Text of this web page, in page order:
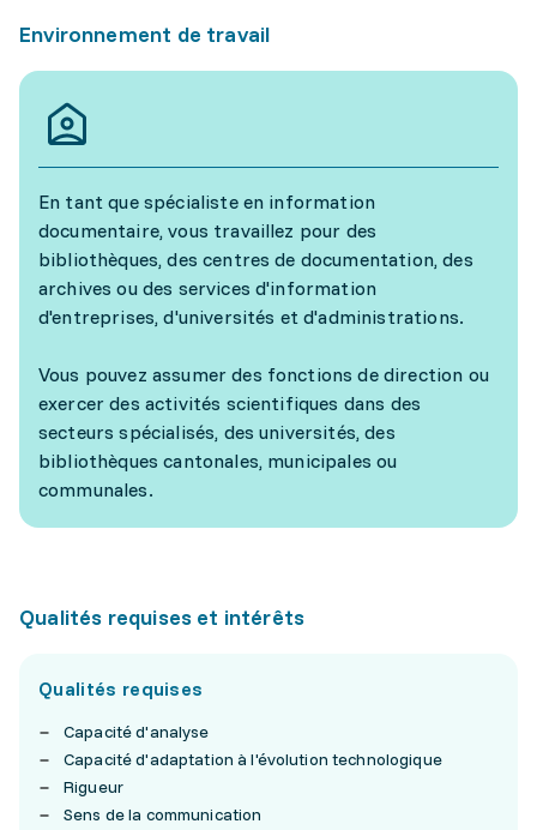
Environnement de travail
En tant que spécialiste en information
documentaire, vous travaillez pour des
bibliothèques, des centres de documentation, des
archives ou des services d'information
d'entreprises, d'universités et d'administrations.
Vous pouvez assumer des fonctions de direction ou
exercer des activités scientifiques dans des
secteurs spécialisés, des universités, des
bibliothèques cantonales, municipales ou
communales.
Qualités requises et intérêts
Qualités requises
Capacité d'analyse
Capacité d'adaptation à l'évolution technologique
Rigueur
Sens de la communication